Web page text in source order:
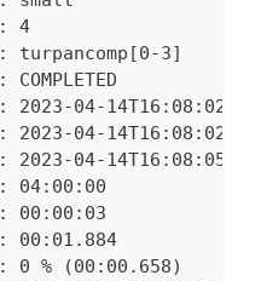
4
turpancomp[0-3]
COMPLETED
2023-04-14T16:08:02
2023-04-14T16:08:02
2023-04-14T16:08:05
04:00:00
00:00:03
00:01.884
0 % (00:00.658)